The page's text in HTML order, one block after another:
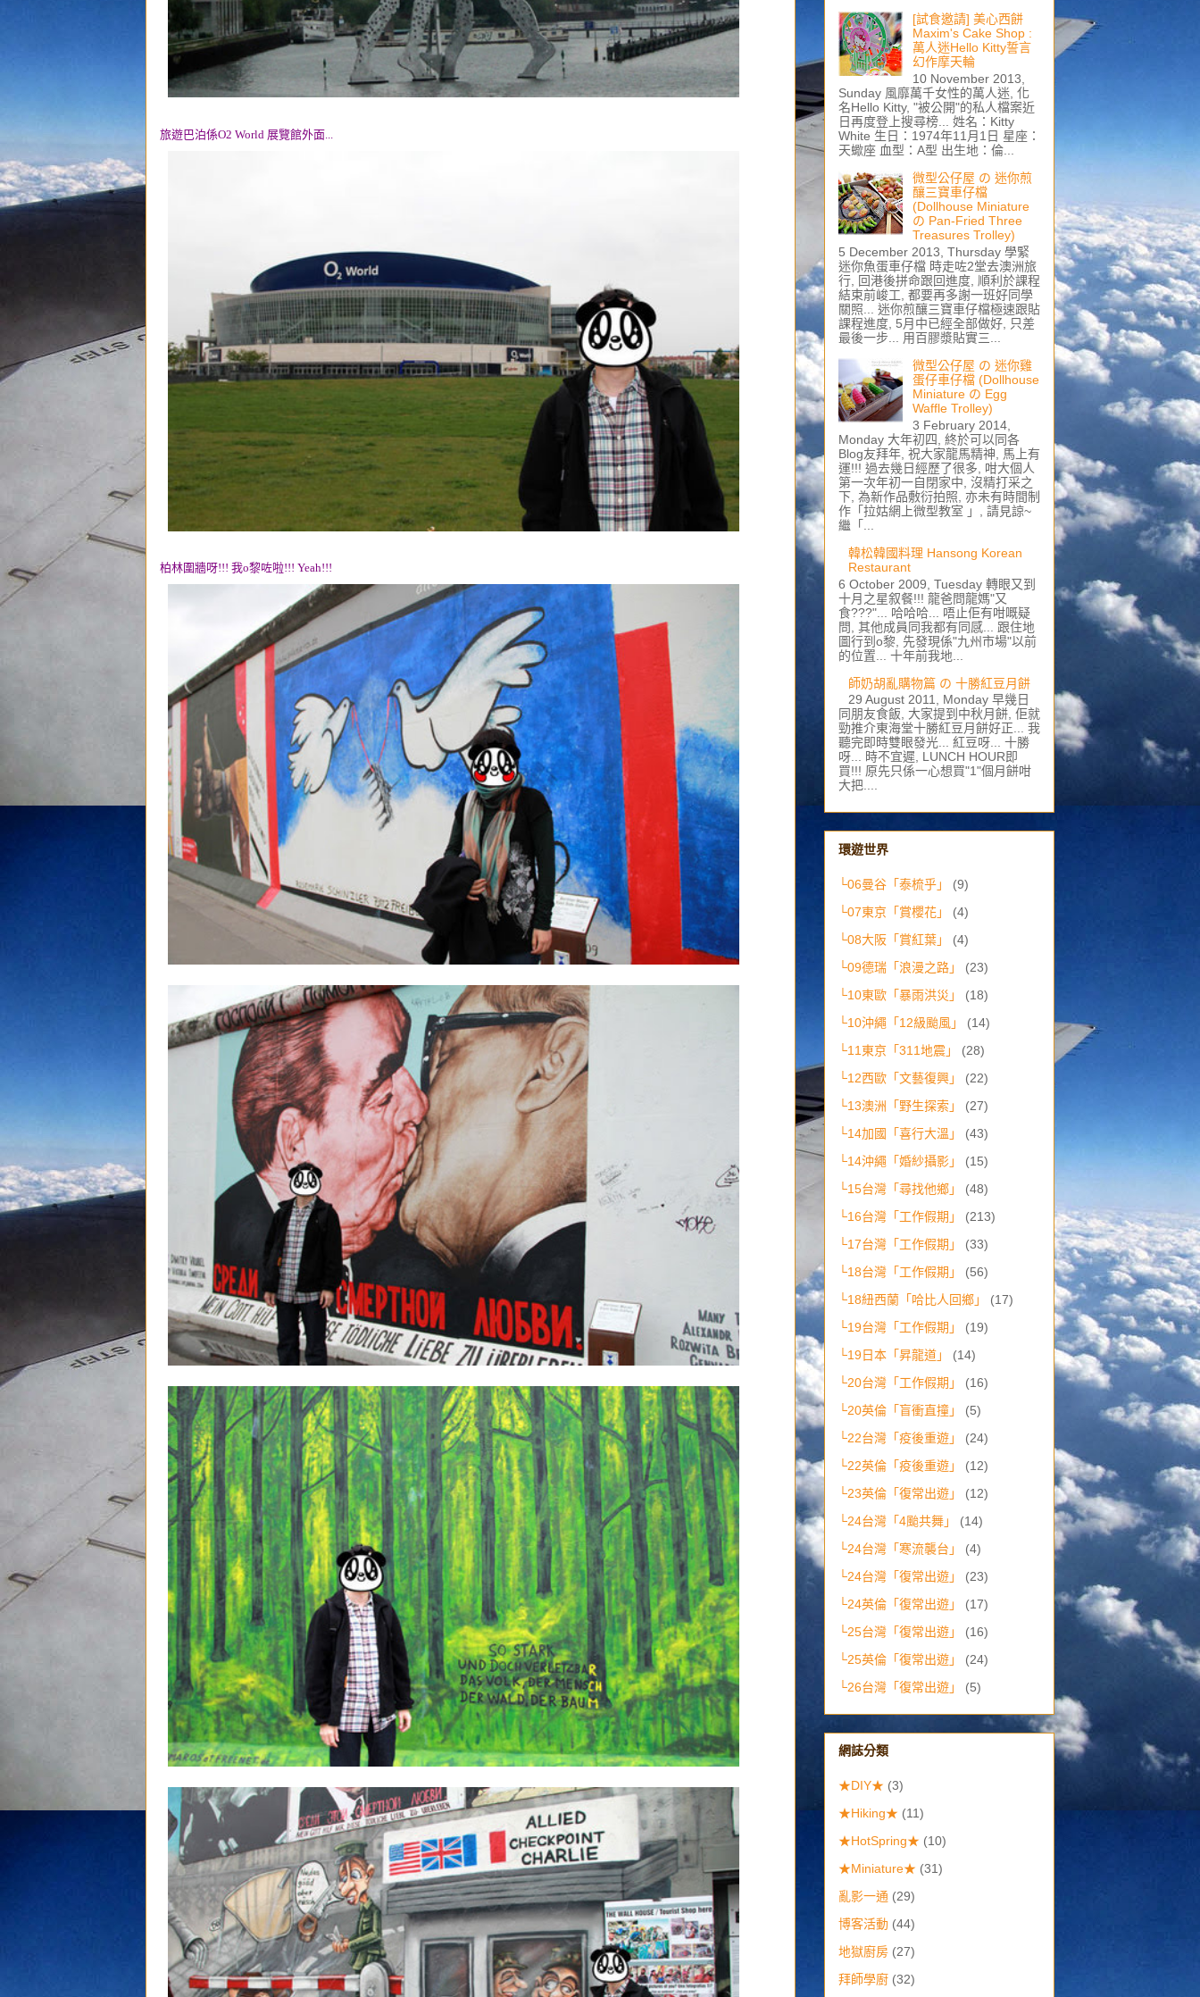
旅遊巴泊係O2 World 展覽館外面...
柏林圍牆呀!!! 我o黎咗啦!!! Yeah!!!
[試食邀請] 美心西餅
Maxim's Cake Shop :
萬人迷Hello Kitty誓言
幻作摩天輪
10 November 2013,
Sunday 風靡萬千女性的萬人迷, 化
名Hello Kitty, "被公開"的私人檔案近
日再度登上搜尋榜... 姓名：Kitty
White 生日：1974年11月1日 星座：
天蠍座 血型：A型 出生地：倫...
微型公仔屋 の 迷你煎
釀三寶車仔檔
(Dollhouse Miniature
の Pan-Fried Three
Treasures Trolley)
5 December 2013, Thursday 學緊
迷你魚蛋車仔檔 時走咗2堂去澳洲旅
行, 回港後拼命跟回進度, 順利於課程
結束前峻工, 都要再多謝一班好同學
關照... 迷你煎釀三寶車仔檔極速跟貼
課程進度, 5月中已經全部做好, 只差
最後一步... 用百膠漿貼實三...
微型公仔屋 の 迷你雞
蛋仔車仔檔 (Dollhouse
Miniature の Egg
Waffle Trolley)
3 February 2014,
Monday 大年初四, 終於可以同各
Blog友拜年, 祝大家龍馬精神, 馬上有
運!!! 過去幾日經歷了很多, 咁大個人
第一次年初一自閉家中, 沒精打采之
下, 為新作品敷衍拍照, 亦未有時間制
作「拉姑網上微型教室 」, 請見諒~
繼「...
韓松韓國料理 Hansong Korean
Restaurant
6 October 2009, Tuesday 轉眼又到
十月之星叙餐!!! 龍爸問龍媽"又
食???"... 哈哈哈... 唔止佢有咁嘅疑
問, 其他成員同我都有同感... 跟住地
圖行到o黎, 先發現係"九州市場"以前
的位置... 十年前我地...
師奶胡亂購物篇 の 十勝紅豆月餅
29 August 2011, Monday 早幾日
同朋友食飯, 大家提到中秋月餅, 佢就
勁推介東海堂十勝紅豆月餅好正... 我
聽完即時雙眼發光... 紅豆呀... 十勝
呀... 時不宜遲, LUNCH HOUR即
買!!! 原先只係一心想買"1"個月餅咁
大把....
環遊世界
└06曼谷「泰梳乎」
(9)
└07東京「賞櫻花」
(4)
└08大阪「賞紅葉」
(4)
└09德瑞「浪漫之路」
(23)
└10東歐「暴雨洪災」
(18)
└10沖繩「12級颱風」
(14)
└11東京「311地震」
(28)
└12西歐「文藝復興」
(22)
└13澳洲「野生探索」
(27)
└14加國「喜行大溫」
(43)
└14沖繩「婚紗攝影」
(15)
└15台灣「尋找他鄉」
(48)
└16台灣「工作假期」
(213)
└17台灣「工作假期」
(33)
└18台灣「工作假期」
(56)
└18紐西蘭「哈比人回鄉」
(17)
└19台灣「工作假期」
(19)
└19日本「昇龍道」
(14)
└20台灣「工作假期」
(16)
└20英倫「盲衝直撞」
(5)
└22台灣「疫後重遊」
(24)
└22英倫「疫後重遊」
(12)
└23英倫「復常出遊」
(12)
└24台灣「4颱共舞」
(14)
└24台灣「寒流襲台」
(4)
└24台灣「復常出遊」
(23)
└24英倫「復常出遊」
(17)
└25台灣「復常出遊」
(16)
└25英倫「復常出遊」
(24)
└26台灣「復常出遊」
(5)
網誌分類
★DIY★ (3)
★Hiking★ (11)
★HotSpring★ (10)
★Miniature★ (31)
亂影一通 (29)
博客活動 (44)
地獄廚房 (27)
拜師學廚 (32)